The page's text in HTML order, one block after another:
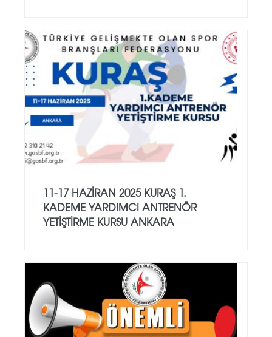
11-17 HAZİRAN 2025 KURAŞ 1.
KADEME YARDIMCI ANTRENÖR
YETİŞTİRME KURSU ANKARA